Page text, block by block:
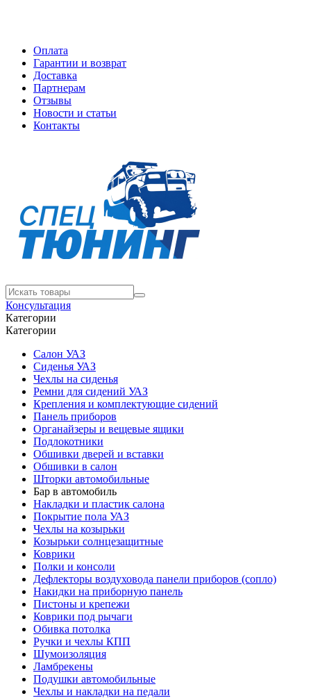
Оплата
Гарантии и возврат
Доставка
Партнерам
Отзывы
Новости и статьи
Контакты
Консультация
Категории
Категории
Салон УАЗ
Сиденья УАЗ
Чехлы на сиденья
Ремни для сидений УАЗ
Крепления и комплектующие сидений
Панель приборов
Органайзеры и вещевые ящики
Подлокотники
Обшивки дверей и вставки
Обшивки в салон
Шторки автомобильные
Бар в автомобиль
Накладки и пластик салона
Покрытие пола УАЗ
Чехлы на козырьки
Козырьки солнцезащитные
Коврики
Полки и консоли
Дефлекторы воздуховода панели приборов (сопло)
Накидки на приборную панель
Пистоны и крепежи
Коврики под рычаги
Обивка потолка
Ручки и чехлы КПП
Шумоизоляция
Ламбрекены
Подушки автомобильные
Чехлы и накладки на педали